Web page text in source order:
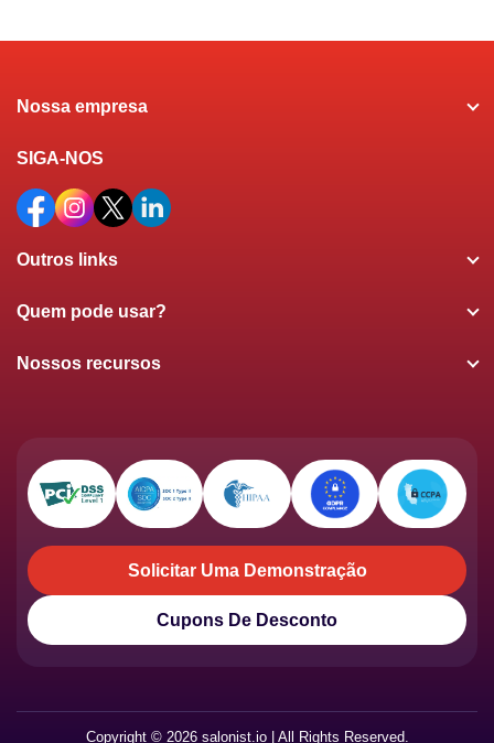
Nossa empresa
SIGA-NOS
Outros links
Quem pode usar?
Nossos recursos
Solicitar Uma Demonstração
Cupons De Desconto
Copyright © 2026 salonist.io | All Rights Reserved.